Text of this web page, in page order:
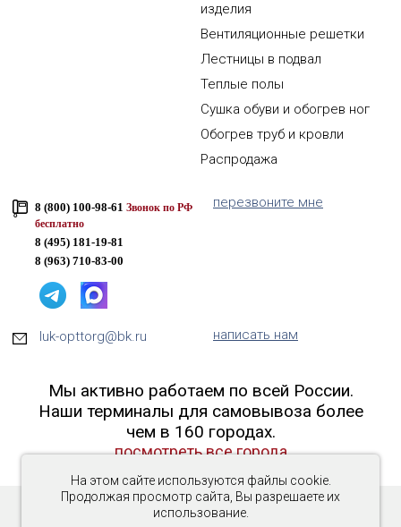
На этом сайте используются файлы cookie.
Продолжая просмотр сайта, Вы разрешаете их
использование.
изделия
Вентиляционные решетки
Лестницы в подвал
Теплые полы
Сушка обуви и обогрев ног
Обогрев труб и кровли
Распродажа
8 (800) 100-98-61 Звонок по РФ
бесплатно
8 (495) 181-19-81
8 (963) 710-83-00
перезвоните мне
luk-opttorg@bk.ru написать нам
Мы активно работаем по всей России.
Наши терминалы для самовывоза более
чем в 160 городах.
посмотреть все города